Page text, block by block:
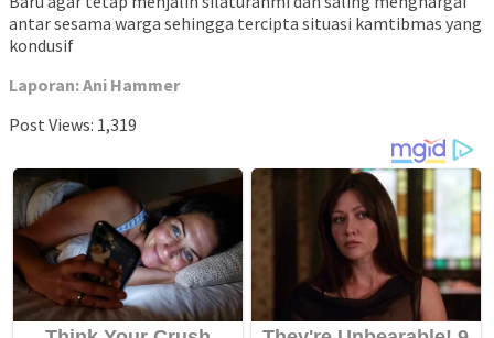
antar sesama warga sehingga tercipta situasi kamtibmas yang
kondusif
Laporan: Ani Hammer
Post Views: 1,319